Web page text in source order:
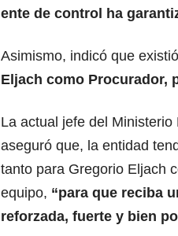
ente de control ha
Asimismo, indicó que
Eljach como Procurador,
La actual jefe del Ministerio
aseguró que, la entidad
tanto para Gregorio Eljach
equipo, “para que reciba
reforzada, fuerte y bien